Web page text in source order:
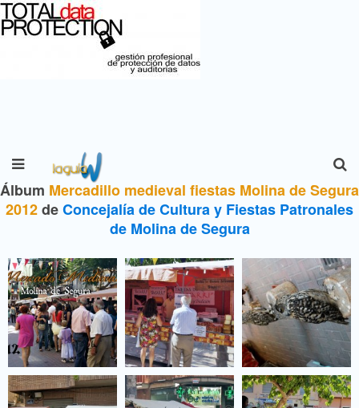
Álbum Mercadillo medieval fiestas Molina de Segura
2012deConcejalía de Cultura y Fiestas Patronales
de Molina de Segura